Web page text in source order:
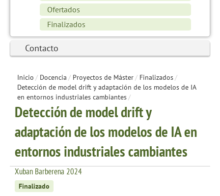
Ofertados
Finalizados
Contacto
Inicio / Docencia / Proyectos de Máster/ Finalizados/
Detección de model drift y adaptación de los modelos de IA
en entornos industriales cambiantes/
Detección de model drift y
adaptación de los modelos de IA en
entornos industriales cambiantes
Xuban Barberena 2024
Finalizado